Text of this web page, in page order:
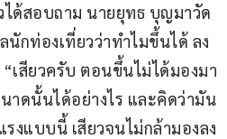
ได้สอบถาม นายยุทธ บุญมาวัด
กท่องเที่ยวว่าทำไมขึ้นได้ ลง
เสียวครับ ตอนขึ้นไม่ได้มองมา
าดนั้นได้อย่างไร และคิดว่ามัน
งแบบนี้ เสียวจนไม่กล้ามองลง